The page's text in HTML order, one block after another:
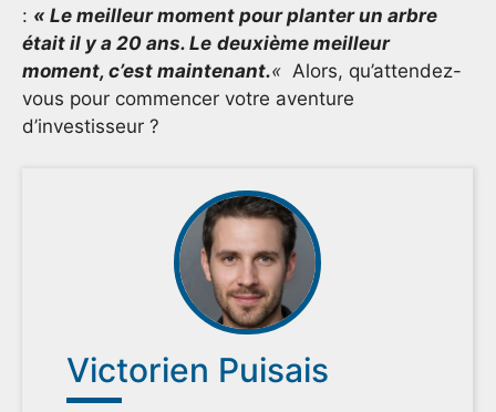
: « Le meilleur moment pour planter un arbre
était il y a 20 ans. Le deuxième meilleur
moment, c’est maintenant.« Alors, qu’attendez-
vous pour commencer votre aventure
d’investisseur ?
Victorien Puisais